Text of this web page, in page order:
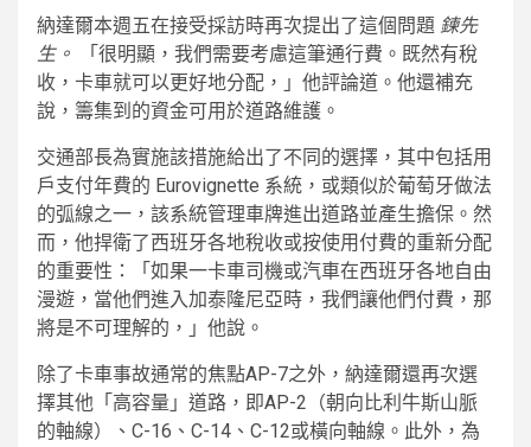
納達爾本週五在接受採訪時再次提出了這個問題 鍊先
生。
「很明顯，我們需要考慮這筆通行費。既然有稅
收，卡車就可以更好地分配，」他評論道。他還補充
說，籌集到的資金可用於道路維護。
交通部長為實施該措施給出了不同的選擇，其中包括用
戶支付年費的 Eurovignette 系統，或類似於葡萄牙做法
的弧線之一，該系統管理車牌進出道路並產生擔保。然
而，他捍衛了西班牙各地稅收或按使用付費的重新分配
的重要性：「如果一卡車司機或汽車在西班牙各地自由
漫遊，當他們進入加泰隆尼亞時，我們讓他們付費，那
將是不可理解的，」他說。
除了卡車事故通常的焦點AP-7之外，納達爾還再次選
擇其他「高容量」道路，即AP-2（朝向比利牛斯山脈
的軸線）、C-16、C-14、C-12或橫向軸線。此外，為